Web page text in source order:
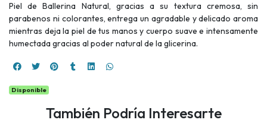
Piel de Ballerina Natural, gracias a su textura cremosa, sin
parabenos ni colorantes, entrega un agradable y delicado aroma
mientras deja la piel de tus manos y cuerpo suave e intensamente
humectada gracias al poder natural de la glicerina.
Disponible
También Podría Interesarte